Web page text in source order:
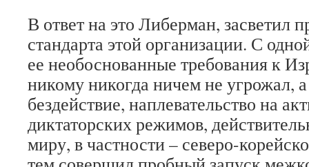
В ответ на это Либерман, засветил
стандарта этой организации. С
ее необоснованные требования к
никому никогда ничем не угрожал,
бездействие, наплевательство на
диктаторских режимов,
миру, в частности – северо-